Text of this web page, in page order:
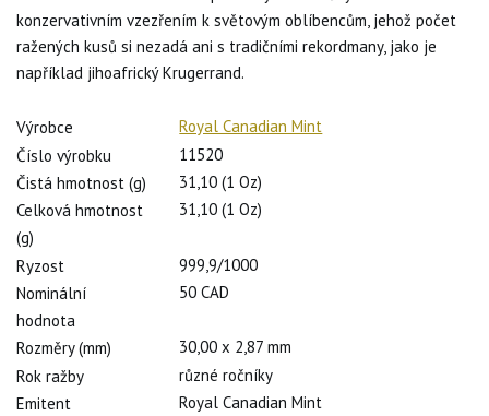
konzervativním vzezřením k světovým oblíbencům, jehož počet
ražených kusů si nezadá ani s tradičními rekordmany, jako je
například jihoafrický Krugerrand.
Výrobce
Royal Canadian Mint
Číslo výrobku
11520
Čistá hmotnost (g)
31,10 (1 Oz)
Celková hmotnost
(g)
31,10 (1 Oz)
Ryzost
999,9/1000
Nominální
hodnota
50 CAD
Rozměry (mm)
30,00 x 2,87 mm
Rok ražby
různé ročníky
Emitent
Royal Canadian Mint